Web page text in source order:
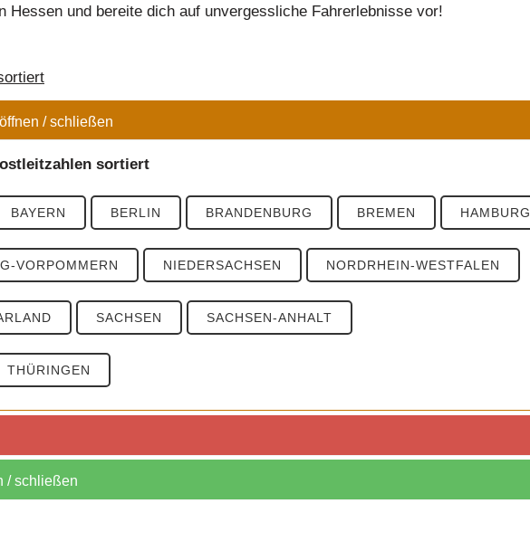
Hessen und bereite dich auf unvergessliche Fahrerlebnisse vor!
/ schließen
sortiert
BAYERN BERLIN BRANDENBURG BREMEN HAMBURG
VORPOMMERN NIEDERSACHSEN NORDRHEIN-WESTFALEN
SACHSEN SACHSEN-ANHALT
THÜRINGEN
nach Postleitzahlen
/ schließen